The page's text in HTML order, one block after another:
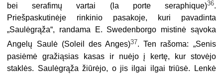
bei serafimų vartai (la porte seraphique)36.
Priešpaskutinėje rinkinio pasakoje, kuri pavadinta
„Saulėgrąža“, randama E. Swedenborgo mistinė sąvoka
Angelų Saulė (Soleil des Anges)37. Ten rašoma: „Senis
pasiėmė gražiąsias kasas ir nuėjo į kertę, kur stovėjo
staklės. Saulėgrąža žiūrėjo, o jis ilgai ilgai triūsė. Lenkė